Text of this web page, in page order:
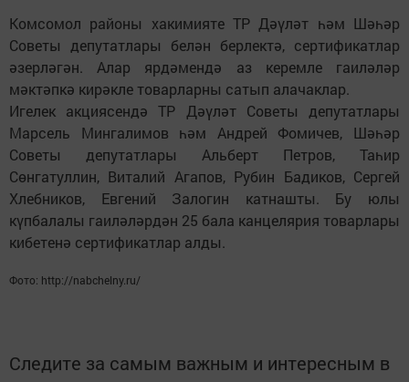
Комсомол районы хакимияте ТР Дәүләт һәм Шәһәр
Советы депутатлары белән берлектә, сертификатлар
әзерләгән. Алар ярдәмендә аз керемле гаиләләр
мәктәпкә кирәкле товарларны сатып алачаклар.
Игелек акциясендә ТР Дәүләт Советы депутатлары
Марсель Мингалимов һәм Андрей Фомичев, Шәһәр
Советы депутатлары Альберт Петров, Таһир
Сөнгатуллин, Виталий Агапов, Рубин Бадиков, Сергей
Хлебников, Евгений Залогин катнашты. Бу юлы
күпбалалы гаиләләрдән 25 бала канцелярия товарлары
кибетенә сертификатлар алды.
Фото: http://nabchelny.ru/
Следите за самым важным и интересным в